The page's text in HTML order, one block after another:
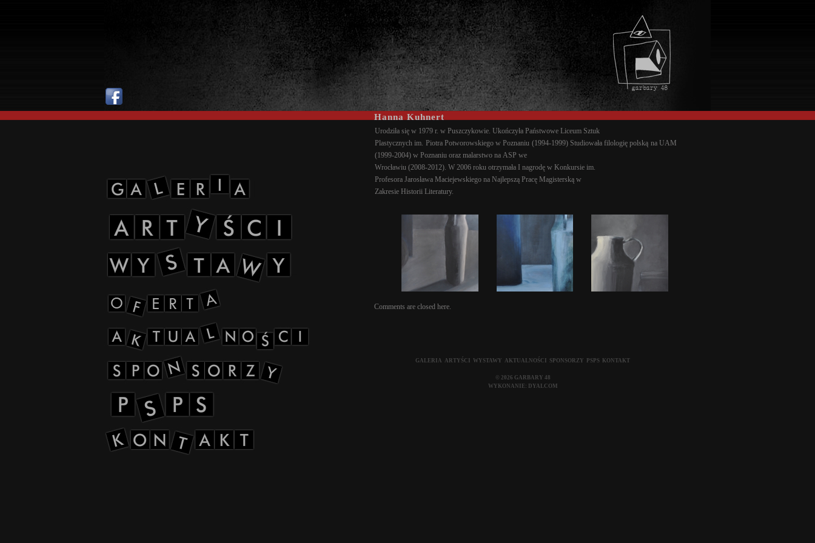
Hanna Kuhnert
Urodziła się w 1979 r. w Puszczykowie. Ukończyła Państwowe Liceum Sztuk
Plastycznych im. Piotra Potworowskiego w Poznaniu (1994-1999) Studiowała filologię polską na UAM
(1999-2004) w Poznaniu oraz malarstwo na ASP we
Wrocławiu (2008-2012). W 2006 roku otrzymała I nagrodę w Konkursie im.
Profesora Jarosława Maciejewskiego na Najlepszą Pracę Magisterską w
Zakresie Historii Literatury.
Comments are closed here.
GALERIA ARTYŚCI WYSTAWY AKTUALNOŚCI SPONSORZY PSPS KONTAKT
© 2026 GARBARY 48
WYKONANIE: DYALCOM